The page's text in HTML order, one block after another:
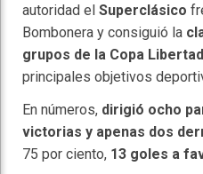
autoridad el Superclásico
Bombonera y consiguió la
grupos de la Copa
principales objetivos
En números, dirigió ocho
victorias y apenas dos
75 por ciento, 13 goles a